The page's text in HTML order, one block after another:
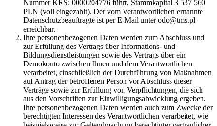
Nummer KRS: 0000204776 führt, Stammkapital 3 537 560
PLN (voll eingezahlt). Der vom Verantwortlichen ernannte
Datenschutzbeauftragte ist per E-Mail unter odo@tms.pl
erreichbar.
Ihre personenbezogenen Daten werden zum Abschluss und
zur Erfüllung des Vertrags über Informations- und
Bildungsdienstleistungen sowie des Vertrags über ein
Demokonto zwischen Ihnen und dem Verantwortlichen
verarbeitet, einschließlich der Durchführung von Maßnahmen
auf Antrag der betroffenen Person vor Abschluss dieser
Verträge sowie zur Erfüllung von Verpflichtungen, die sich
aus den Vorschriften zur Einwilligungsabwicklung ergeben.
Ihre personenbezogenen Daten werden auch zum Zwecke der
berechtigten Interessen des Verantwortlichen verarbeitet, wie